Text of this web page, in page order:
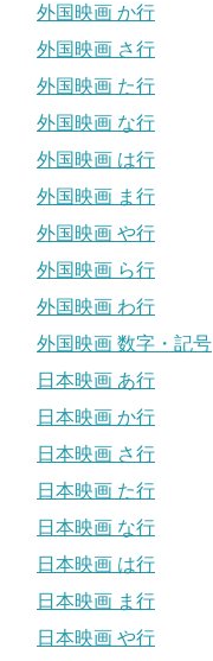
外国映画 か行
外国映画 さ行
外国映画 た行
外国映画 な行
外国映画 は行
外国映画 ま行
外国映画 や行
外国映画 ら行
外国映画 わ行
外国映画 数字・記号
日本映画 あ行
日本映画 か行
日本映画 さ行
日本映画 た行
日本映画 な行
日本映画 は行
日本映画 ま行
日本映画 や行